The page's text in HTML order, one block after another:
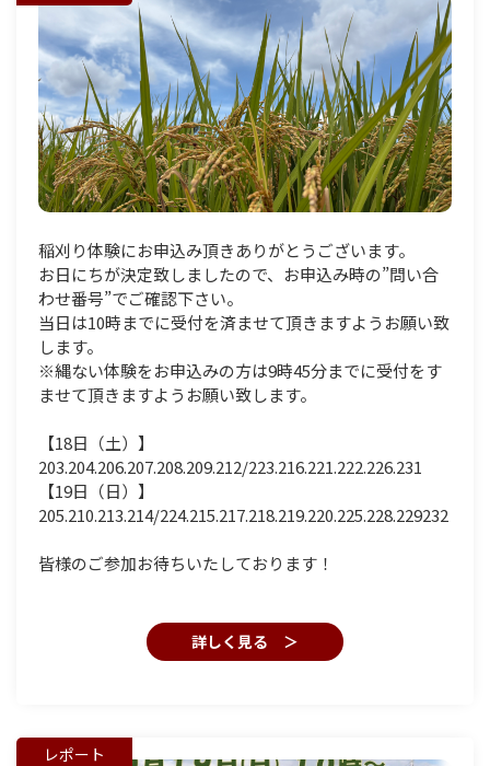
稲刈り体験にお申込み頂きありがとうございます。
お日にちが決定致しましたので、お申込み時の”問い合
わせ番号”でご確認下さい。
当日は10時までに受付を済ませて頂きますようお願い致
します。
※縄ない体験をお申込みの方は9時45分までに受付をす
ませて頂きますようお願い致します。
【18日（土）】
203.204.206.207.208.209.212/223.216.221.222.226.231
【19日（日）】
205.210.213.214/224.215.217.218.219.220.225.228.229232
皆様のご参加お待ちいたしております！
詳しく見る ＞
レポート